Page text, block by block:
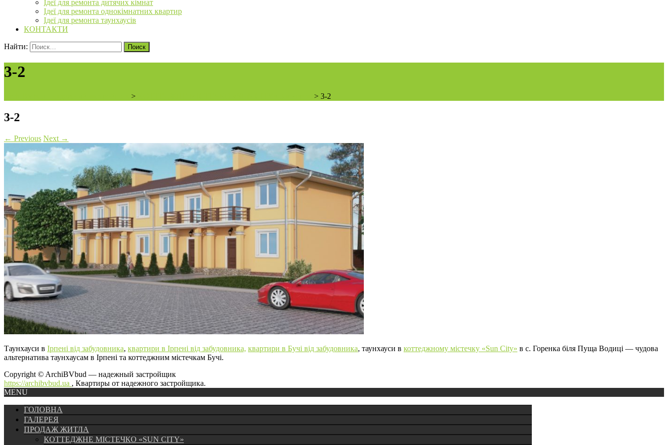
Ідеї для ремонта дитячих кімнат
Ідеї для ремонта однокімнатних квартир
Ідеї для ремонта таунхаусів
КОНТАКТИ
Найти:
3-2
> > 3-2
3-2
← Previous Next →
Таунхауси в Ірпені від забудовника, квартири в Ірпені від забудовника, квартири в Бучі від забудовника, таунхауси в коттеджному містечку «Sun City» в с. Горенка біля Пуща Водиці — чудова
альтернатива таунхаусам в Ірпені та коттеджним містечкам Бучі.
Copyright © ArchiBVbud — надежный застройщик
https://archibvbud.ua , Квартиры от надежного застройщика.
MENU
ГОЛОВНА
ГАЛЕРЕЯ
ПРОДАЖ ЖИТЛА
КОТТЕДЖНЕ МІСТЕЧКО «SUN CITY»